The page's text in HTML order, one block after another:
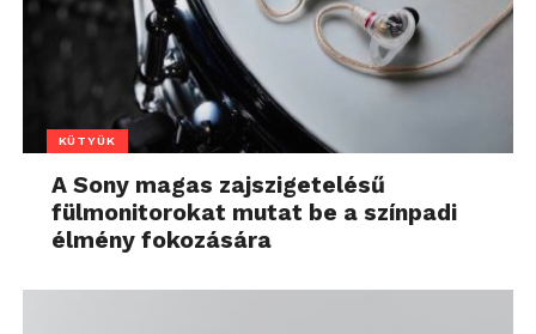
KÜTYÜK
A Sony magas zajszigetelésű
fülmonitorokat mutat be a színpadi
élmény fokozására